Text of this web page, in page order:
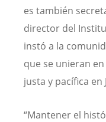
es también
director del
instó a la
que se unieran
justa y pacífica en
“Mantener el